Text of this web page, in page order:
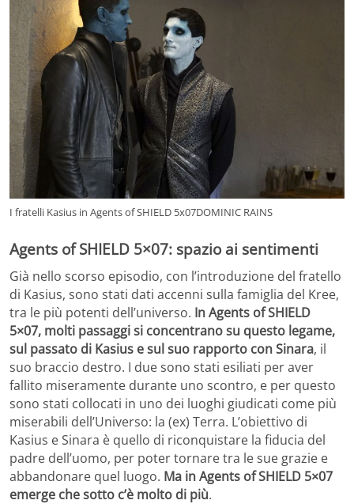
I fratelli Kasius in Agents of SHIELD 5x07DOMINIC RAINS
Agents of SHIELD 5×07: spazio ai sentimenti
Già nello scorso episodio, con l’introduzione del fratello
di Kasius, sono stati dati accenni sulla famiglia del Kree,
tra le più potenti dell’universo. In Agents of SHIELD
5×07, molti passaggi si concentrano su questo legame,
sul passato di Kasius e sul suo rapporto con Sinara, il
suo braccio destro. I due sono stati esiliati per aver
fallito miseramente durante uno scontro, e per questo
sono stati collocati in uno dei luoghi giudicati come più
miserabili dell’Universo: la (ex) Terra. L’obiettivo di
Kasius e Sinara è quello di riconquistare la fiducia del
padre dell’uomo, per poter tornare tra le sue grazie e
abbandonare quel luogo. Ma in Agents of SHIELD 5×07
emerge che sotto c’è molto di più.